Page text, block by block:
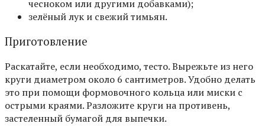
чесноком или другими добавками);
зелёный лук и свежий тимьян.
Приготовление
Раскатайте, если необходимо, тесто. Вырежьте из него
круги диаметром около 6 сантиметров. Удобно делать
это при помощи формовочного кольца или миски с
острыми краями. Разложите круги на противень,
застеленный бумагой для выпечки.